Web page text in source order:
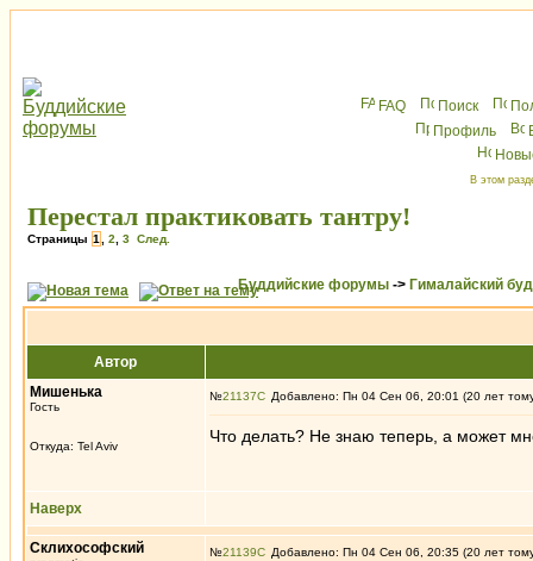
FAQ Поиск
Профиль
В этом
Перестал практиковать тантру!
Страницы 1 2 3 След.
Буддийские форумы -> Гималайский
Автор
Мишенька
Гость
Откуда: Tel Aviv
№21137 Добавлено: Пн 04 Сен 06, 20:01 (20 лет
Что делать? Не знаю теперь, а может
Наверх
Склихософский №21139 Добавлено: Пн 04 Сен 06, 20:35 (20 лет